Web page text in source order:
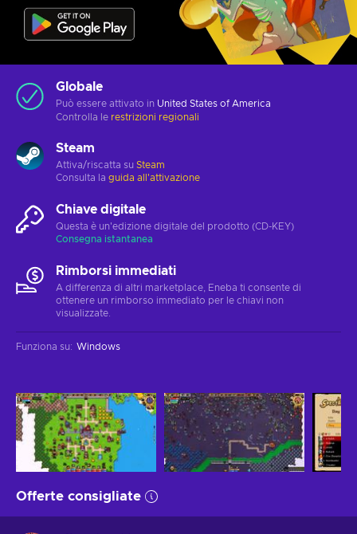
Globale
Può essere attivato in United States of America
Controlla le restrizioni regionali
Steam
Attiva/riscatta su Steam
Consulta la guida all'attivazione
Chiave digitale
Questa è un'edizione digitale del prodotto (CD-KEY)
Consegna istantanea
Rimborsi immediati
A differenza di altri marketplace, Eneba ti consente di
ottenere un rimborso immediato per le chiavi non
visualizzate.
Funziona su: Windows
Offerte consigliate